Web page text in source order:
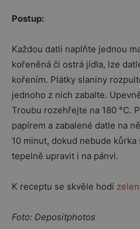
Postup:
Každou datli naplňte jednou
kořeněná či ostrá jídla, lze
kořením. Plátky slaniny
jednoho z nich zabalte.
Troubu rozehřejte na 180 °C.
papírem a zabalené datle na
10 minut, dokud nebude
tepelně upravit i na pánvi.
K receptu se skvěle hodí
Foto: Depositphotos